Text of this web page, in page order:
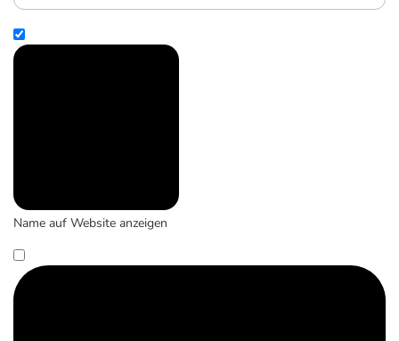
Name auf Website anzeigen